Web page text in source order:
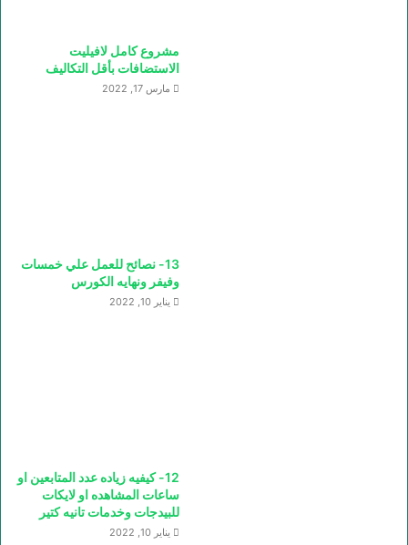
مشروع كامل لافيليت
الاستضافات بأقل التكاليف
مارس 17, 2022
13- نصائح للعمل علي خمسات
وفيفر ونهايه الكورس
يناير 10, 2022
12- كيفيه زياده عدد المتابعين او
ساعات المشاهده او لايكات
للبيدجات وخدمات تانيه كتير
يناير 10, 2022